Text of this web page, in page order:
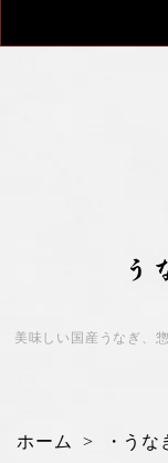
美味しい国産うなぎ、
ホーム > ・う